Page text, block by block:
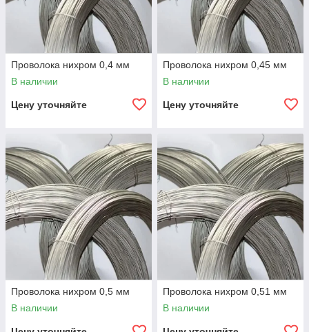
Проволока нихром 0,4 мм
В наличии
Цену уточняйте
Проволока нихром 0,45 мм
В наличии
Цену уточняйте
Проволока нихром 0,5 мм
В наличии
Проволока нихром 0,51 мм
В наличии